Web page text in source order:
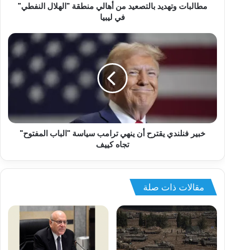
مطالبات وتهديد بالتصعيد من أهالي منطقة "الهلال النفطي"
في ليبيا
خبير فنلندي يقترح أن ينهي ترامب سياسة "الباب المفتوح"
تجاه كييف
مقالات ذات صلة